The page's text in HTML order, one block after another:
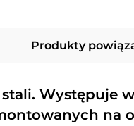
Produkty
Występuje
na